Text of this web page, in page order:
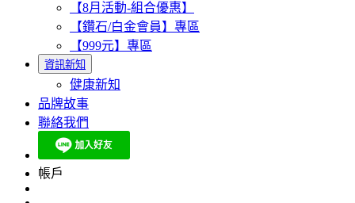
【8月活動-組合優惠】
【鑽石/白金會員】專區
【999元】專區
資訊新知
健康新知
品牌故事
聯絡我們
帳戶